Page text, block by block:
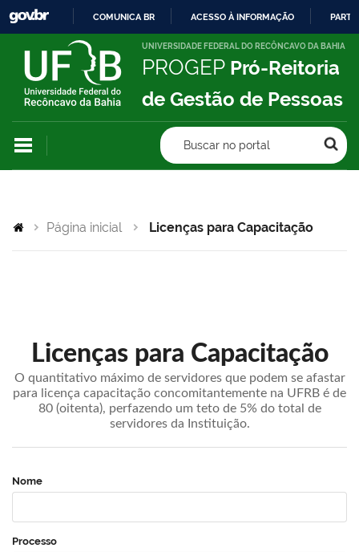
IR
PARA
CONTEÚDO
COMUNICA BR ACESSO À INFORMAÇÃO
UNIVERSIDADE FEDERAL DO RECÔNCAVO DA BAHIA
PROGEP Pró-Reitoria
de Gestão de Pessoas
Buscar no portal
Página inicial Licenças para Capacitação
Licenças para Capacitação
O quantitativo máximo de servidores que podem se afastar
para licença capacitação concomitantemente na UFRB é de
80 (oitenta), perfazendo um teto de 5% do total de
servidores da Instituição.
Nome
Processo